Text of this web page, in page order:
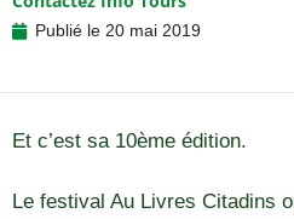
Publié le 20 mai 2019
Et c’est sa 10ème édition.
Le festival Au Livres Citadins